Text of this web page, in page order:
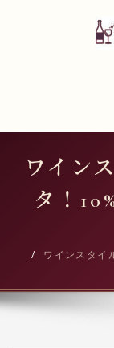
プ
LIQUOR
ワイン
タ！
ワインスタイ